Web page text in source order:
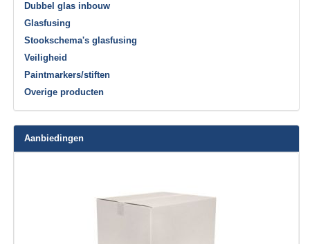
Dubbel glas inbouw
Glasfusing
Stookschema's glasfusing
Veiligheid
Paintmarkers/stiften
Overige producten
Aanbiedingen